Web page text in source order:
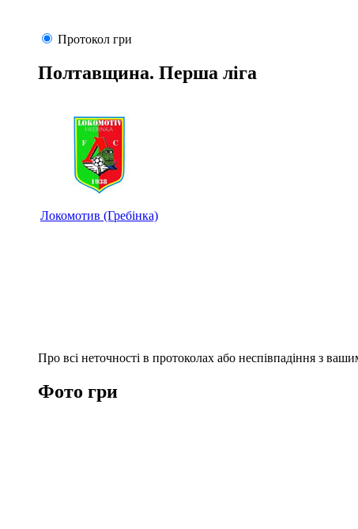
Протокол гри
Полтавщина. Перша ліга
Локомотив (Гребінка)
Про всі неточності в протоколах або неспівпадіння з
Фото гри